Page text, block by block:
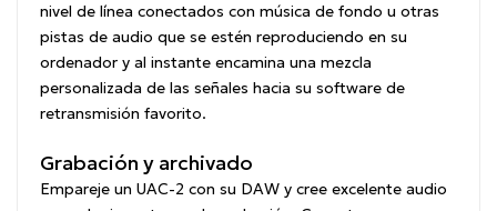
nivel de línea conectados con música de fondo u otras
pistas de audio que se estén reproduciendo en su
ordenador y al instante encamina una mezcla
personalizada de las señales hacia su software de
retransmisión favorito.
Grabación y archivado
Empareje un UAC-2 con su DAW y cree excelente audio